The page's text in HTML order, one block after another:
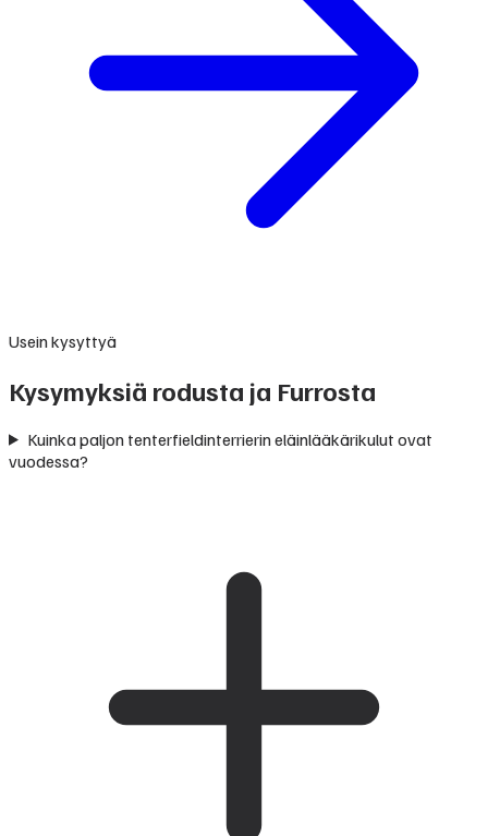
Usein kysyttyä
Kysymyksiä rodusta ja Furrosta
Kuinka paljon tenterfieldinterrierin eläinlääkärikulut ovat
vuodessa?